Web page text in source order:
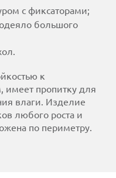
с фиксаторами;
большого
к
пропитку для
влаги. Изделие
любого роста и
по периметру.